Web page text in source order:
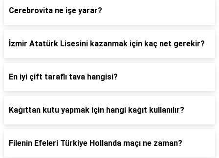
Cerebrovita ne işe yarar?
İzmir Atatürk Lisesini kazanmak için kaç net gerekir?
En iyi çift taraflı tava hangisi?
Kağıttan kutu yapmak için hangi kağıt kullanılır?
Filenin Efeleri Türkiye Hollanda maçı ne zaman?